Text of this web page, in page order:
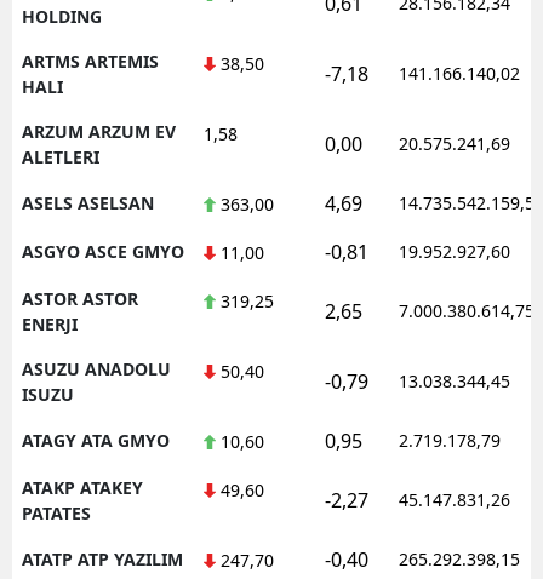
HOLDING
ARTMS ARTEMIS
HALI
38,50 -7,18 141.166.140,02
ARZUM ARZUM EV
ALETLERI
1,58 0,00 20.575.241,69
ASELS ASELSAN 363,00 4,69 14.735.542.159,50
ASGYO ASCE GMYO 11,00 -0,81 19.952.927,60
ASTOR ASTOR
ENERJI
319,25 2,65 7.000.380.614,75
ASUZU ANADOLU
ISUZU
50,40 -0,79 13.038.344,45
ATAGY ATA GMYO 10,60 0,95 2.719.178,79
ATAKP ATAKEY
PATATES
49,60 -2,27 45.147.831,26
ATATP ATP YAZILIM 247,70 -0,40 265.292.398,15